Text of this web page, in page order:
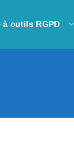
à outils RGPD